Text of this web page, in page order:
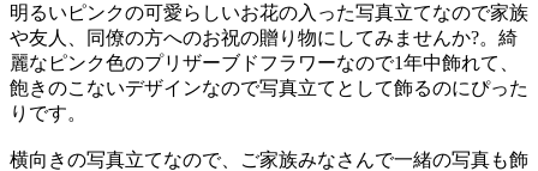
明るいピンクの可愛らしいお花の入った写真立てなので家族
や友人、同僚の方へのお祝の贈り物にしてみませんか?。綺
麗なピンク色のプリザーブドフラワーなので1年中飾れて、
飽きのこないデザインなので写真立てとして飾るのにぴった
りです。
横向きの写真立てなので、ご家族みなさんで一緒の写真も飾